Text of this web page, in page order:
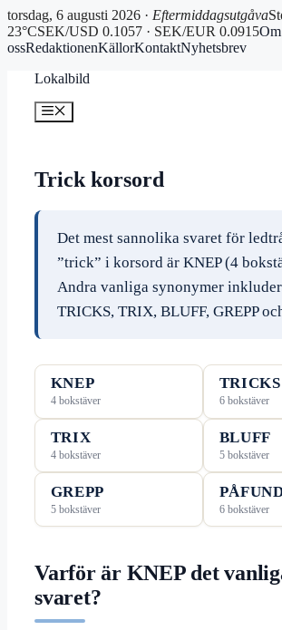
torsdag, 6 augusti 2026 · Eftermiddagsutgåva
23°CSEK/USD 0.1057 · SEK/EUR 0.0915Om
ossRedaktionenKällorKontaktNyhetsbrev
Lokalbild
Meny
Trick korsord
Det mest sannolika svaret för
”trick” i korsord är KNEP (4
Andra vanliga synonymer
TRICKS, TRIX, BLUFF, GREPP
KNEP
4 bokstäver
TRICKS
6 bokstäver
TRIX
4 bokstäver
BLUFF
5 bokstäver
GREPP
5 bokstäver 6 bokstäver
Varför är KNEP det
svaret?